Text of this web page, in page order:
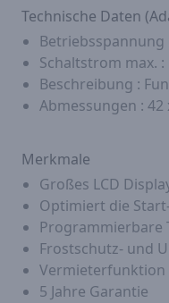
Technische Daten
Betriebsspannung
Schaltstrom max. :
Beschreibung :
Abmessungen : 42
Merkmale
Großes LCD
Optimiert die
Programmierbare
Frostschutz- und
Vermieterfunktion
5 Jahre Garantie